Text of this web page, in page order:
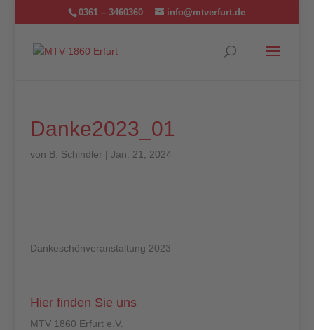
0361 – 3460360 info@mtverfurt.de
Danke2023_01
von B. Schindler | Jan. 21, 2024
Dankeschönveranstaltung 2023
Hier finden Sie uns
MTV 1860 Erfurt e.V.